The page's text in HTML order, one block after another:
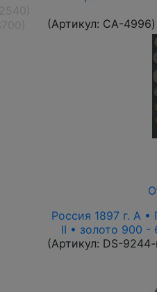
(Артикул: CA-4996)
Россия 1897 г. А
II • золото 900 -
(Артикул: DS-